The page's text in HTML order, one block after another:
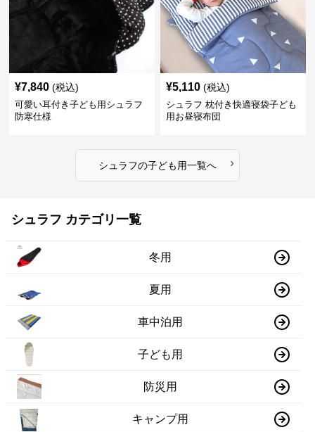
¥7,840 (税込)
可愛い耳付き子ども用シュラフ
防寒仕様
¥5,110 (税込)
シュラフ 枕付き快適寝袋子ども
用お昼寝布団
シュラフの子ども用一覧へ ›
シュラフ カテゴリ一覧
冬用
夏用
車中泊用
子ども用
防災用
キャンプ用